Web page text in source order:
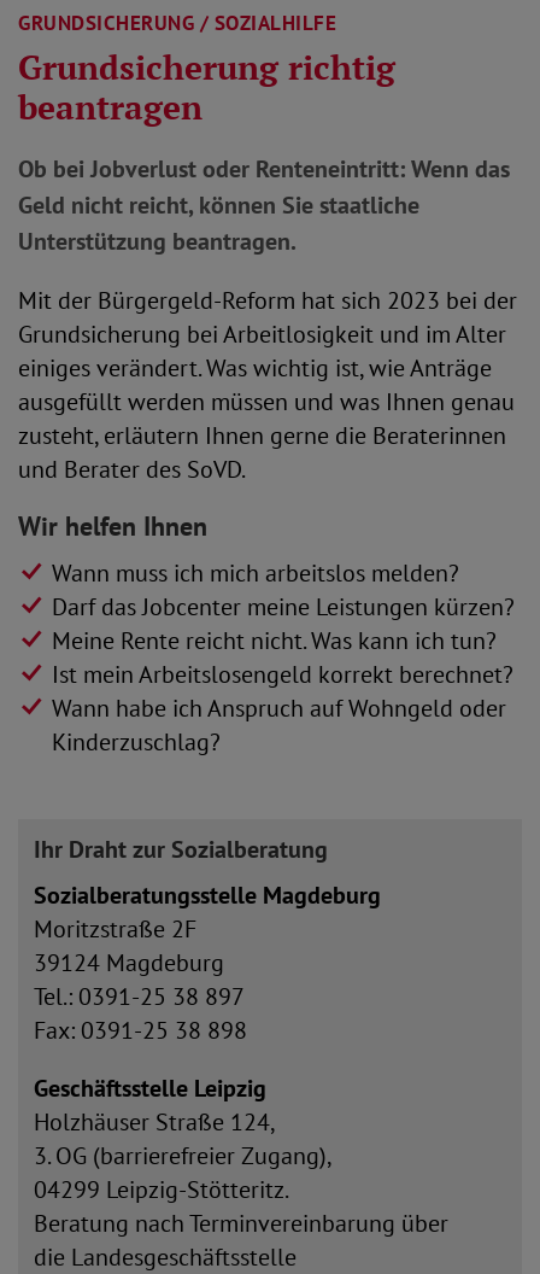
GRUNDSICHERUNG / SOZIALHILFE
Grundsicherung richtig
beantragen
Ob bei Jobverlust oder Renteneintritt: Wenn das
Geld nicht reicht, können Sie staatliche
Unterstützung beantragen.
Mit der Bürgergeld-Reform hat sich 2023 bei der
Grundsicherung bei Arbeitlosigkeit und im Alter
einiges verändert. Was wichtig ist, wie Anträge
ausgefüllt werden müssen und was Ihnen genau
zusteht, erläutern Ihnen gerne die Beraterinnen
und Berater des SoVD.
Wir helfen Ihnen
Wann muss ich mich arbeitslos melden?
Darf das Jobcenter meine Leistungen kürzen?
Meine Rente reicht nicht. Was kann ich tun?
Ist mein Arbeitslosengeld korrekt berechnet?
Wann habe ich Anspruch auf Wohngeld oder
Kinderzuschlag?
Ihr Draht zur Sozialberatung
Sozialberatungsstelle Magdeburg
Moritzstraße 2F
39124 Magdeburg
Tel.: 0391-25 38 897
Fax: 0391-25 38 898
Geschäftsstelle Leipzig
Holzhäuser Straße 124,
3. OG (barrierefreier Zugang),
04299 Leipzig-Stötteritz.
Beratung nach Terminvereinbarung über
die Landesgeschäftsstelle